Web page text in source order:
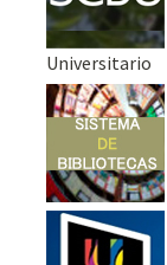
Universitario